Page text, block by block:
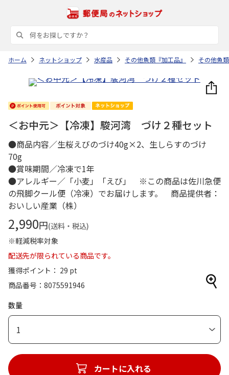
ホーム ネットショップ 水産品 その他魚類『加工品』 その他魚類
＜お中元＞【冷凍】駿河湾 づけ２種セット
●商品内容／生桜えびのづけ40g×2、生しらすのづけ
70g
●賞味期間／冷凍で1年
●アレルギー／「小麦」「えび」 ※この商品は佐川急便
の飛脚クール便（冷凍）でお届けします。 商品提供者：
おいしい産業（株）
2,990円(送料・税込)
※軽減税率対象
配送先が限られている商品です。
獲得ポイント： 29 pt
商品番号
8075591946
数量
1
カートに入れる